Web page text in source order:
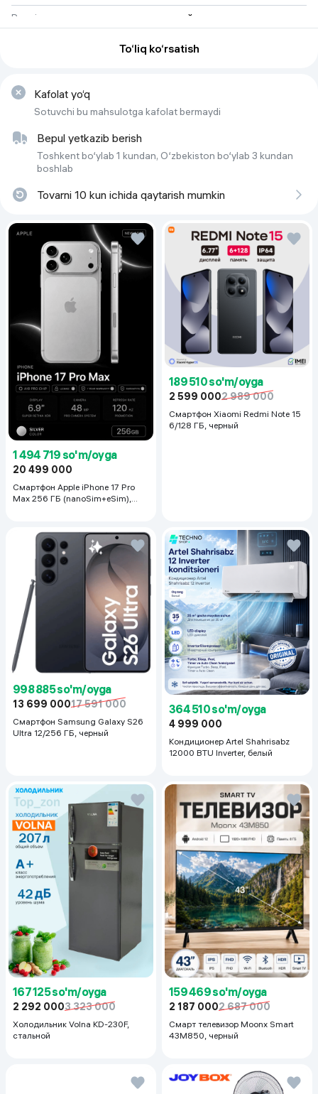
Rangi
черный
Moslik
Bilakuzuk materiali
Высококачественный силикон
To‘liq ko‘rsatish
Kafolat yo‘q
Sotuvchi bu mahsulotga kafolat bermaydi
Bepul yetkazib berish
Toshkent bo‘ylab 1 kundan, O‘zbekiston bo‘ylab 3 kundan
boshlab
Tovarni 10 kun ichida qaytarish mumkin
1 494 719 so'm/oyga
20 499 000
Смартфон Apple iPhone 17 Pro
Max 256 ГБ (nanoSim+eSim),
189 510 so'm/oyga
2 599 0002 989 000
Смартфон Xiaomi Redmi Note 15
6/128 ГБ, черный
998 885 so'm/oyga
13 699 00017 591 000
Смартфон Samsung Galaxy S26
Ultra 12/256 ГБ, черный
364 510 so'm/oyga
4 999 000
Кондиционер Artel Shahrisabz
12000 BTU Inverter, белый
167 125 so'm/oyga
2 292 0003 323 000
Холодильник Volna KD-230F,
стальной
159 469 so'm/oyga
2 187 0002 687 000
Смарт телевизор Moonx Smart
43M850, черный